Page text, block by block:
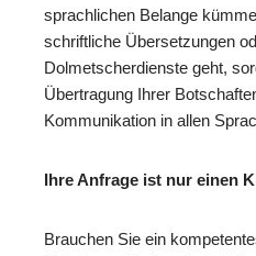
sprachlichen Belange
schriftliche Übersetzungen
Dolmetscherdienste geht,
Übertragung Ihrer
Kommunikation in allen
Ihre Anfrage ist nur einen
Brauchen Sie ein